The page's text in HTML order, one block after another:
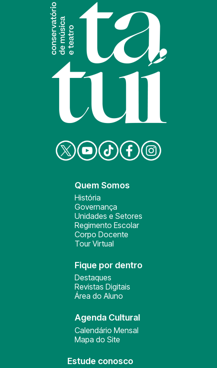
Quem Somos
História
Governança
Unidades e Setores
Regimento Escolar
Corpo Docente
Tour Virtual
Fique por dentro
Destaques
Revistas Digitais
Área do Aluno
Agenda Cultural
Calendário Mensal
Mapa do Site
Estude conosco